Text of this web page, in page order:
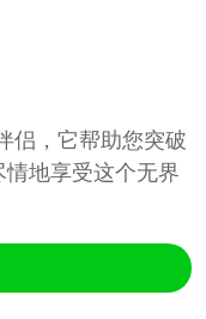
侣，它帮助您突破
地享受这个无界